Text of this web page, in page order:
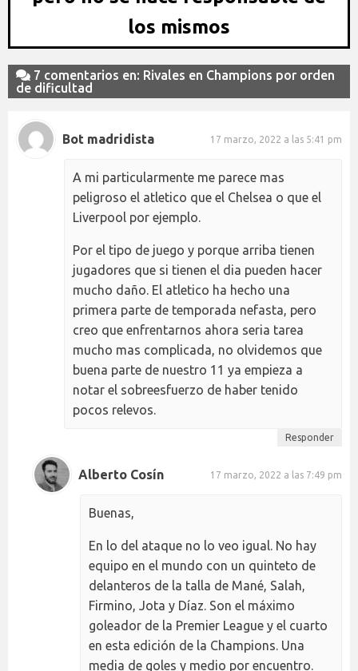
los mismos
7 comentarios en: Rivales en Champions por orden
de dificultad
Bot madridista 17 marzo, 2022 a las 5:41 pm
A mi particularmente me parece mas
peligroso el atletico que el Chelsea o que el
Liverpool por ejemplo.
Por el tipo de juego y porque arriba tienen
jugadores que si tienen el dia pueden hacer
mucho daño. El atletico ha hecho una
primera parte de temporada nefasta, pero
creo que enfrentarnos ahora seria tarea
mucho mas complicada, no olvidemos que
buena parte de nuestro 11 ya empieza a
notar el sobreesfuerzo de haber tenido
pocos relevos.
Responder
Alberto Cosín 17 marzo, 2022 a las 7:49 pm
Buenas,
En lo del ataque no lo veo igual. No hay
equipo en el mundo con un quinteto de
delanteros de la talla de Mané, Salah,
Firmino, Jota y Díaz. Son el máximo
goleador de la Premier League y el cuarto
en esta edición de la Champions. Una
media de goles y medio por encuentro.